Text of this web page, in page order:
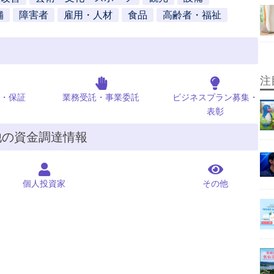
障害者 雇用・人材 食品 高齢者・福祉
保証 業務受託・事業委託
ビジネスプラン募集・
表彰
資金調達情報
個人投資家 その他
注